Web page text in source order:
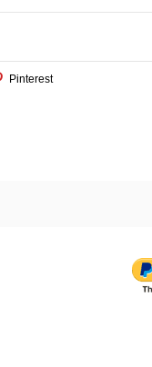
Pinterest